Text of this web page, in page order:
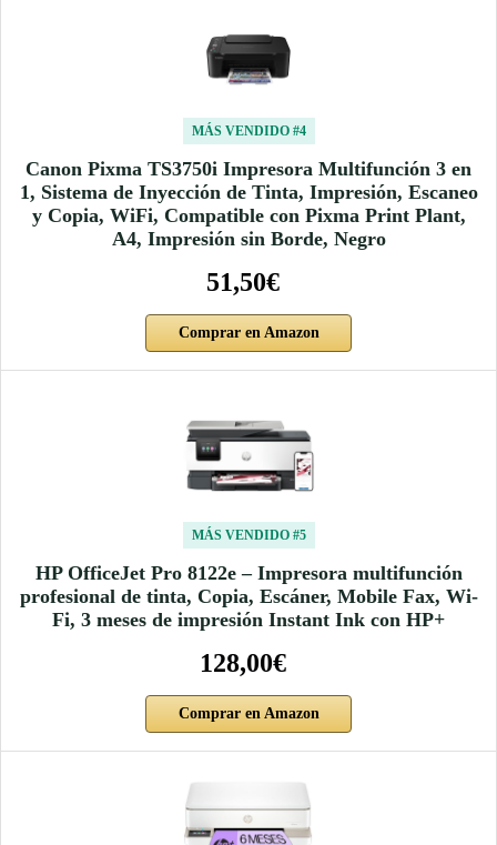
MÁS VENDIDO #4
Canon Pixma TS3750i Impresora Multifunción 3 en
1, Sistema de Inyección de Tinta, Impresión, Escaneo
y Copia, WiFi, Compatible con Pixma Print Plant,
A4, Impresión sin Borde, Negro
51,50€
Comprar en Amazon
MÁS VENDIDO #5
HP OfficeJet Pro 8122e – Impresora multifunción
profesional de tinta, Copia, Escáner, Mobile Fax, Wi-
Fi, 3 meses de impresión Instant Ink con HP+
128,00€
Comprar en Amazon